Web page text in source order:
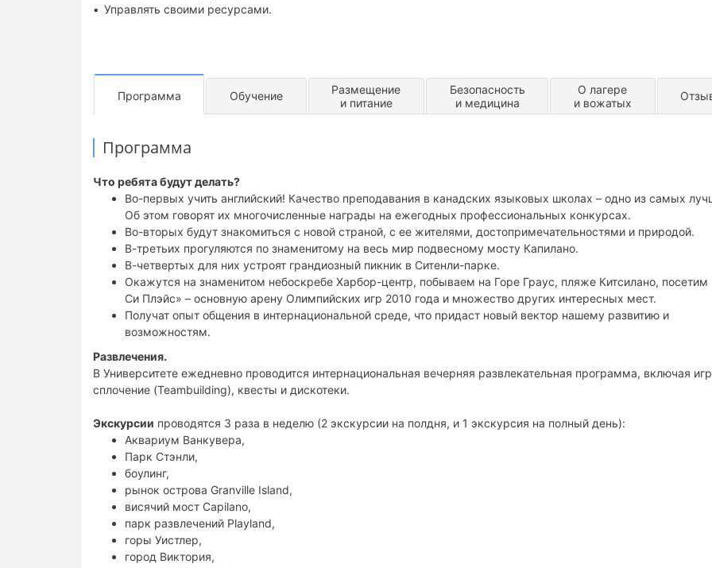
Управлять своими ресурсами.
Программа Обучение
Размещение
и питание
Безопасность
и медицина
О лагере
и вожатых
Программа
Что ребята будут делать?
Во-первых учить английский! Качество преподавания в канадских языковых школах – одно из самых
Об этом говорят их многочисленные награды на ежегодных профессиональных конкурсах.
Во-вторых будут знакомиться с новой страной, с ее жителями, достопримечательностями и природой.
В-третьих прогуляются по знаменитому на весь мир подвесному мосту Капилано.
В-четвертых для них устроят грандиозный пикник в Ситенли-парке.
Окажутся на знаменитом небоскребе Харбор-центр, побываем на Горе Граус, пляже Китсилано, посетим
Си Плэйс» – основную арену Олимпийских игр 2010 года и множество других интересных мест.
Получат опыт общения в интернациональной среде, что придаст новый вектор нашему развитию и
возможностям.
Развлечения.
В Университете ежедневно проводится интернациональная вечерняя развлекательная программа, включая
сплочение (Teambuilding), квесты и дискотеки.
Экскурсии проводятся 3 раза в неделю (2 экскурсии на полдня, и 1 экскурсия на полный день):
Аквариум Ванкувера,
Парк Стэнли,
боулинг,
рынок острова Granville Island,
висячий мост Capilano,
парк развлечений Playland,
горы Уистлер,
город Виктория,